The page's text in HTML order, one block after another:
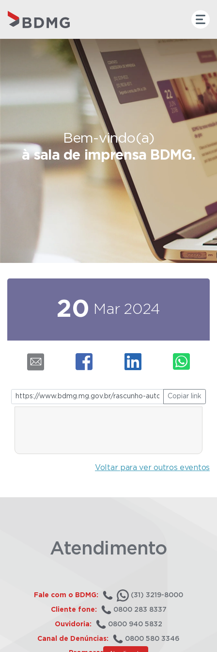
Bem-vindo(a)
à sala de imprensa BDMG.
20 Mar 2024
Copiar link
Voltar para ver outros eventos
Atendimento
Fale com o BDMG: (31) 3219-8000
Cliente fone: 0800 283 8337
Ouvidoria: 0800 940 5832
Canal de Denúncias: 0800 580 3346